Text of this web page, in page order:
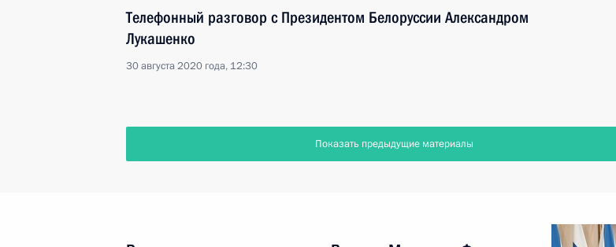
Телефонный разговор с Президентом Белоруссии Александром
Лукашенко
30 августа 2020 года, 12:30
Показать предыдущие материалы